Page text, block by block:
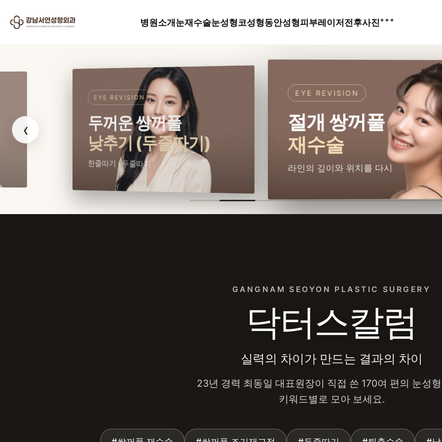
병원소개눈재수술눈성형코성형동안성형피부레이저전후사진•••
EYE REVISION
두꺼운 쌍꺼풀
낮추기 (두줄따기)
한줄따기 · 두줄따기
EYE REVISION
절개 쌍꺼풀
재수술
라인의 깊이와 위치를 다시
‹
GANGNAM SEOYON PLASTIC SURGERY
닥터스칼럼
실력의 차이가 만드는 결과의 차이
23년 경력 최동일 대표원장이 직접 쓴 170여 편의 눈성
키워드별로 모아 보세요.